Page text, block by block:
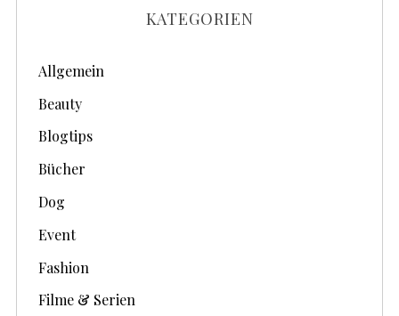
e
KATEGORIEN
Allgemein
Beauty
Blogtips
Bücher
Dog
Event
Fashion
Filme & Serien